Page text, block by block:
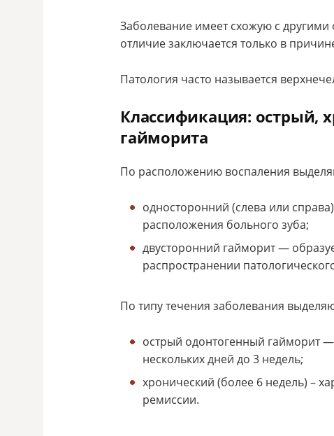
Заболевание имеет схожую с
отличие заключается только в
Патология часто называется
Классификация: острый,
гайморита
По расположению воспаления
односторонний (слева или
расположения больного зуба;
двусторонний гайморит —
распространении
По типу течения заболевания
острый одонтогенный гайморит
нескольких дней до 3 недель;
хронический (более 6 недель) –
ремиссии.